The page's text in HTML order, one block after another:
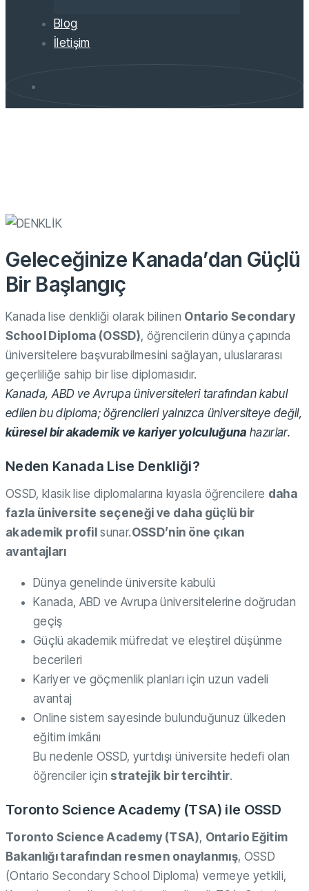
Blog
İletişim
Geleceğinize Kanada’dan Güçlü
Bir Başlangıç
Kanada lise denkliği olarak bilinen Ontario Secondary
School Diploma (OSSD), öğrencilerin dünya çapında
üniversitelere başvurabilmesini sağlayan, uluslararası
geçerliliğe sahip bir lise diplomasıdır.
Kanada, ABD ve Avrupa üniversiteleri tarafından kabul
edilen bu diploma; öğrencileri yalnızca üniversiteye değil,
küresel bir akademik ve kariyer yolculuğuna hazırlar.
Neden Kanada Lise Denkliği?
OSSD, klasik lise diplomalarına kıyasla öğrencilere daha
fazla üniversite seçeneği ve daha güçlü bir
akademik profil sunar.OSSD’nin öne çıkan
avantajları
Dünya genelinde üniversite kabulü
Kanada, ABD ve Avrupa üniversitelerine doğrudan
geçiş
Güçlü akademik müfredat ve eleştirel düşünme
becerileri
Kariyer ve göçmenlik planları için uzun vadeli
avantaj
Online sistem sayesinde bulunduğunuz ülkeden
eğitim imkânı
Bu nedenle OSSD, yurtdışı üniversite hedefi olan
öğrenciler için stratejik bir tercihtir.
Toronto Science Academy (TSA) ile OSSD
Toronto Science Academy (TSA), Ontario Eğitim
Bakanlığı tarafından resmen onaylanmış, OSSD
(Ontario Secondary School Diploma) vermeye yetkili,